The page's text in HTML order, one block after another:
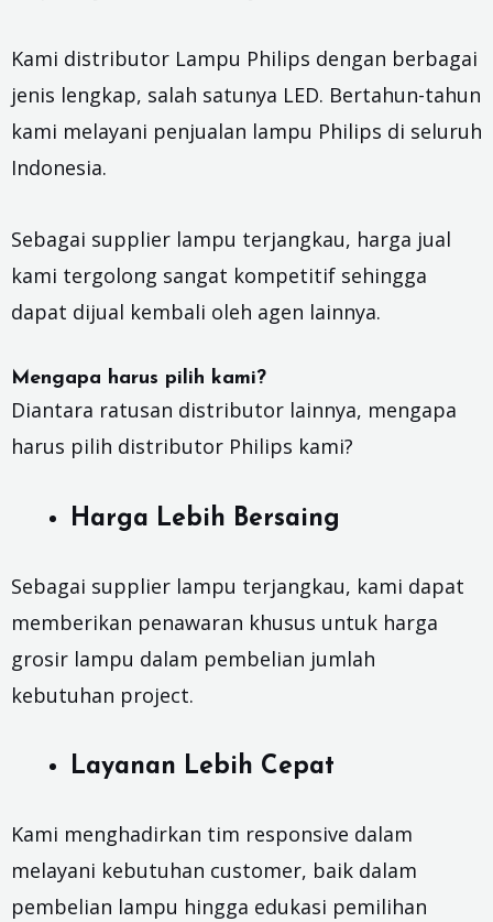
Kami distributor Lampu Philips dengan berbagai
jenis lengkap, salah satunya LED. Bertahun-tahun
kami melayani penjualan lampu Philips di seluruh
Indonesia.
Sebagai supplier lampu terjangkau, harga jual
kami tergolong sangat kompetitif sehingga
dapat dijual kembali oleh agen lainnya.
Mengapa harus pilih kami?
Diantara ratusan distributor lainnya, mengapa
harus pilih distributor Philips kami?
Harga Lebih Bersaing
Sebagai supplier lampu terjangkau, kami dapat
memberikan penawaran khusus untuk harga
grosir lampu dalam pembelian jumlah
kebutuhan project.
Layanan Lebih Cepat
Kami menghadirkan tim responsive dalam
melayani kebutuhan customer, baik dalam
pembelian lampu hingga edukasi pemilihan